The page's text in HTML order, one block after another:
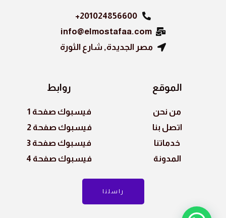
201024856600+
info@elmostafaa.com
مصر الجديدة, شارع الثورة
الموقع
من نحن
اتصل بنا
خدماتنا
المدونة
روابط
فيسبوك صفحة 1
فيسبوك صفحة 2
فيسبوك صفحة 3
فيسبوك صفحة 4
راسلنا